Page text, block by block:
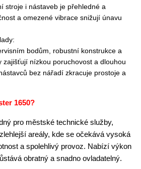
stroje i nástaveb je přehledné a
a omezené vibrace snižují únavu
bodům, robustní konstrukce a
zajišťují nízkou poruchovost a dlouhou
bez nářadí zkracuje prostoje a
1650?
pro městské technické služby,
areály, kde se očekává vysoká
a spolehlivý provoz. Nabízí výkon
obratný a snadno ovladatelný.